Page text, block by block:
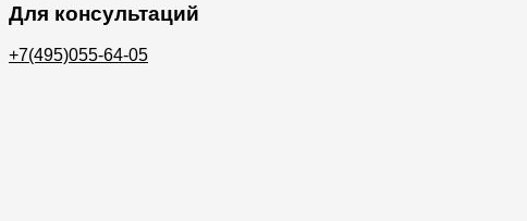
Для консультаций
+7(495)055-64-05